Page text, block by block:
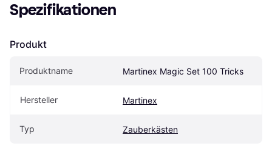
Spezifikationen
Produkt
Produktname Martinex Magic Set 100 Tricks
Hersteller Martinex
Typ Zauberkästen